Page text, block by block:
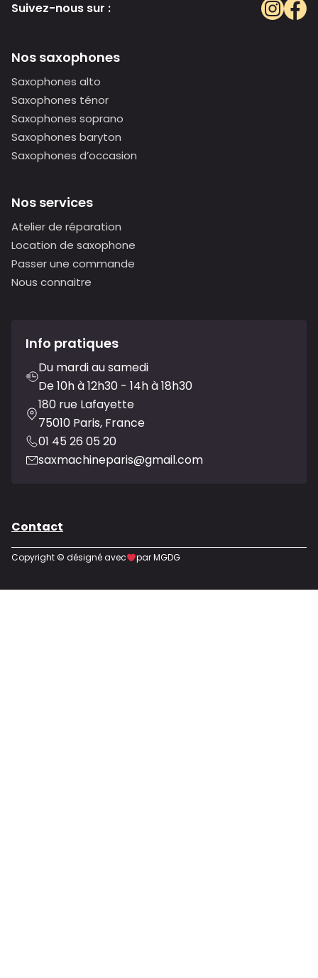
Suivez-nous sur :
Nos saxophones
Saxophones alto
Saxophones ténor
Saxophones soprano
Saxophones baryton
Saxophones d’occasion
Nos services
Atelier de réparation
Location de saxophone
Passer une commande
Nous connaitre
Info pratiques
Du mardi au samedi
De 10h à 12h30 - 14h à 18h30
180 rue Lafayette
75010 Paris, France
01 45 26 05 20
saxmachineparis@gmail.com
Contact
Copyright © désigné avec par MGDG